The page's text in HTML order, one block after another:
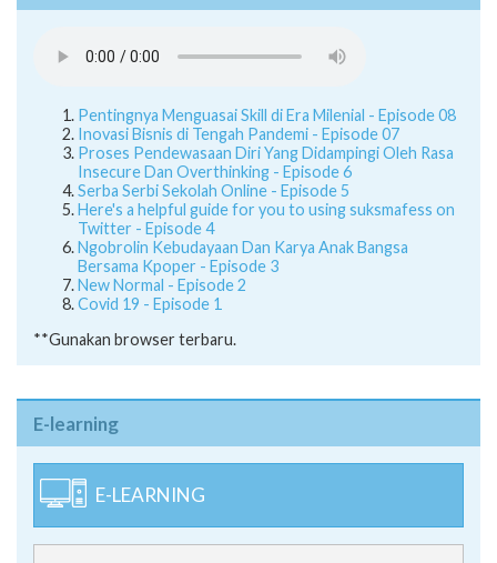
Pentingnya Menguasai Skill di Era Milenial - Episode 08
Inovasi Bisnis di Tengah Pandemi - Episode 07
Proses Pendewasaan Diri Yang Didampingi Oleh Rasa
Insecure Dan Overthinking - Episode 6
Serba Serbi Sekolah Online - Episode 5
Here's a helpful guide for you to using suksmafess on
Twitter - Episode 4
Ngobrolin Kebudayaan Dan Karya Anak Bangsa
Bersama Kpoper - Episode 3
New Normal - Episode 2
Covid 19 - Episode 1
**Gunakan browser terbaru.
E-learning
E-LEARNING